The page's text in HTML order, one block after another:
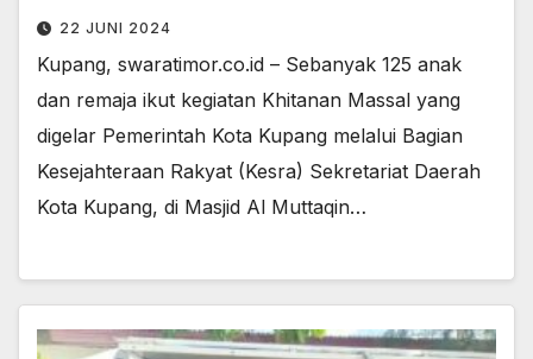
22 JUNI 2024
Kupang, swaratimor.co.id – Sebanyak 125 anak
dan remaja ikut kegiatan Khitanan Massal yang
digelar Pemerintah Kota Kupang melalui Bagian
Kesejahteraan Rakyat (Kesra) Sekretariat Daerah
Kota Kupang, di Masjid Al Muttaqin…